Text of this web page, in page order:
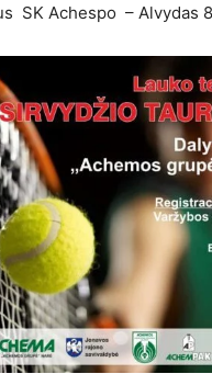
SK Achespo – Alvydas